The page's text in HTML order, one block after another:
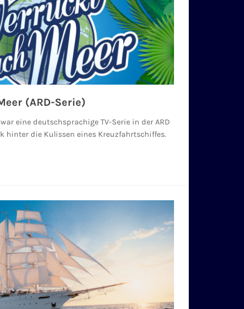
(ARD-Serie)
eine deutschsprachige TV-Serie in der ARD
hinter die Kulissen eines Kreuzfahrtschiffes.